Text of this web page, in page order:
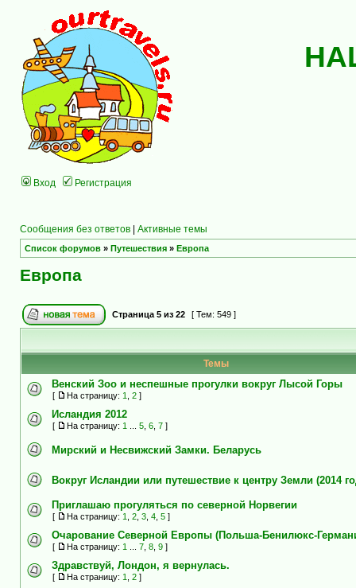
Вход Регистрация
Сообщения без ответов | Активные темы
Список форумов » Путешествия » Европа
Европа
Страница 5 из 22 [ Тем: 549 ]
Темы
Венский Зоо и неспешные прогулки вокруг Лысой Горы
[ На страницу: 1 2 ]
Исландия 2012
[ На страницу: 1 5 6 7 ]
Мирский и Несвижский Замки. Беларусь
Вокруг Исландии или путешествие к центру Земли (2014
Приглашаю прогуляться по северной Норвегии
[ На страницу: 1 2 3 4 5 ]
Очарование Северной Европы (Польша-Бенилюкс-
[ На страницу: 1 7 8 9 ]
Здравствуй, Лондон, я вернулась.
[ На страницу: 1 2 ]